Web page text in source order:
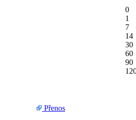
0
1
7
14
30
60
90
Přenos